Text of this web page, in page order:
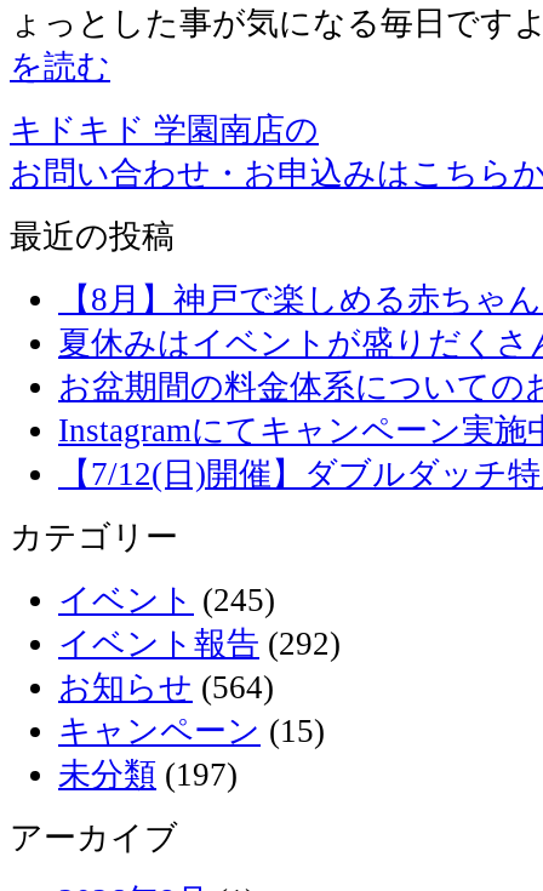
ょっとした事が気になる毎日です
を読む
キドキド 学園南店の
お問い合わせ・お申込みはこちら
最近の投稿
【8月】神戸で楽しめる赤ちゃ
夏休みはイベントが盛りだくさ
お盆期間の料金体系についての
Instagramにてキャンペーン実施
【7/12(日)開催】ダブルダッチ
カテゴリー
イベント (245)
イベント報告 (292)
お知らせ (564)
キャンペーン (15)
未分類 (197)
アーカイブ